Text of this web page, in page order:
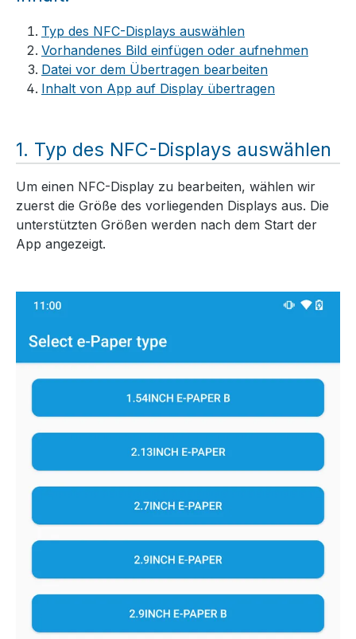
Typ des NFC-Displays auswählen
Vorhandenes Bild einfügen oder aufnehmen
Datei vor dem Übertragen bearbeiten
Inhalt von App auf Display übertragen
Typ des NFC-Displays auswählen
Um einen NFC-Display zu bearbeiten, wählen wir
zuerst die Größe des vorliegenden Displays aus. Die
unterstützten Größen werden nach dem Start der
App angezeigt.